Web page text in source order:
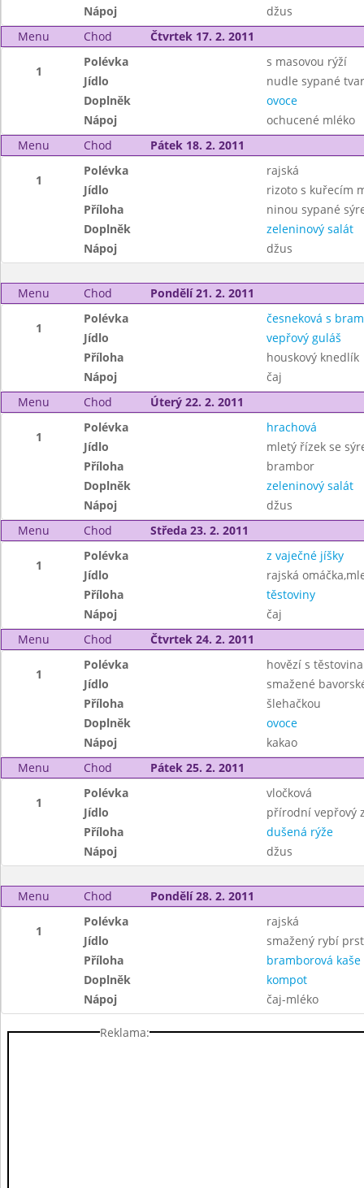
Nápoj
džus
Menu
Chod Čtvrtek 17. 2. 2011
1
Polévka
s masovou rýží
Jídlo
nudle sypané
Doplněk
ovoce
Nápoj
ochucené mléko
Menu
Chod Pátek 18. 2. 2011
1
Polévka
rajská
Jídlo
rizoto s kuřecím
Příloha
ninou sypané
Doplněk
zeleninový salát
Nápoj
džus
Menu Chod Pondělí 21. 2. 2011
1
Polévka
česneková s
Jídlo
vepřový guláš
Příloha
houskový knedlík
Nápoj
čaj
Menu
Chod Úterý 22. 2. 2011
1
Polévka
hrachová
Jídlo
mletý řízek se
Příloha
brambor
Doplněk
zeleninový salát
Nápoj
džus
Menu
Chod Středa 23. 2. 2011
1
Polévka
z vaječné jíšky
Jídlo
rajská
Příloha
těstoviny
Nápoj
čaj
Menu
Chod Čtvrtek 24. 2. 2011
1
Polévka
hovězí s
Jídlo
smažené
Příloha
šlehačkou
Doplněk
ovoce
Nápoj
kakao
Menu
Chod Pátek 25. 2. 2011
1
Polévka
vločková
Jídlo
přírodní vepřový
Příloha
dušená rýže
Nápoj
džus
Menu Chod Pondělí 28. 2. 2011
1
Polévka
rajská
Jídlo
smažený rybí
Příloha
bramborová kaše
Doplněk
kompot
Nápoj
čaj-mléko
Reklama: